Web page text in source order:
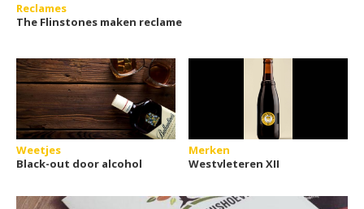
Reclames
The Flinstones maken reclame
Weetjes
Black-out door alcohol
Merken
Westvleteren XII